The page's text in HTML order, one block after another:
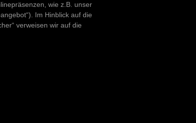
wie z.B. unser
Im Hinblick auf die
verweisen wir auf die